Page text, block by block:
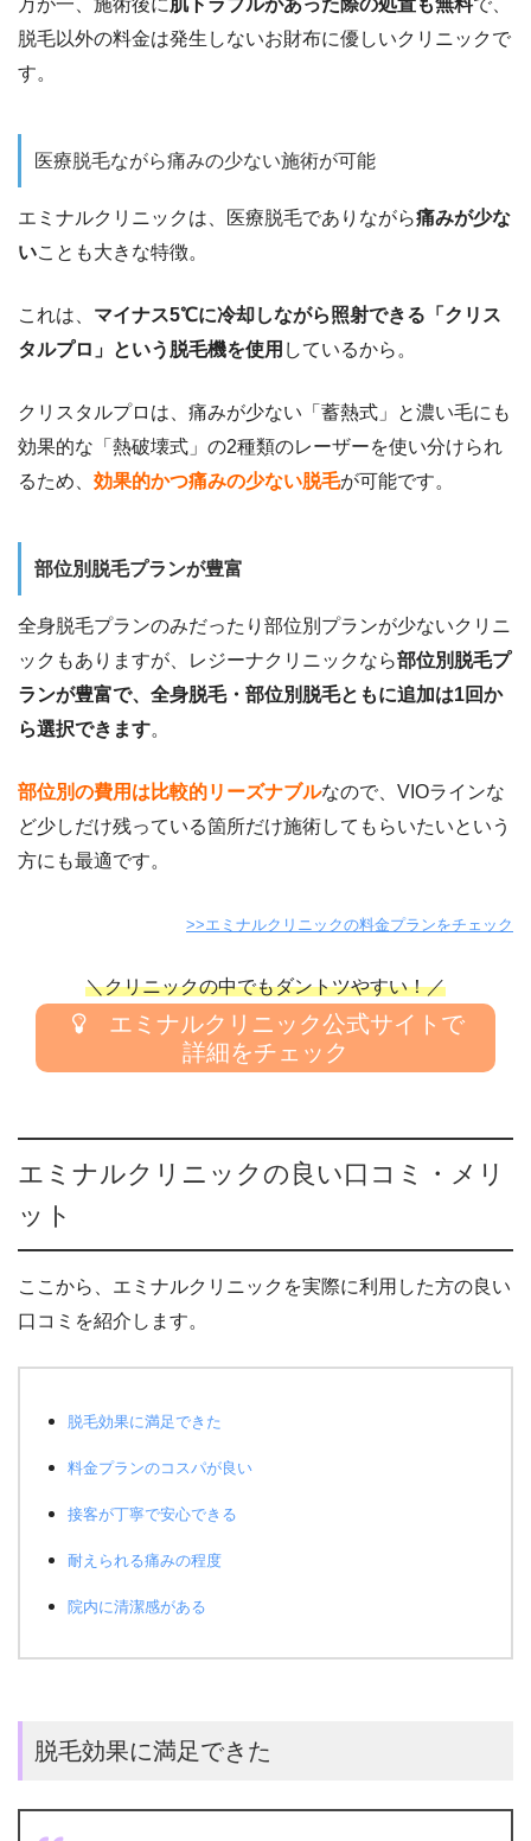
万が一、施術後に肌トラブルがあった際の処置も無料で、
脱毛以外の料金は発生しないお財布に優しいクリニックで
す。
医療脱毛ながら痛みの少ない施術が可能
エミナルクリニックは、医療脱毛でありながら痛みが少な
いことも大きな特徴。
これは、 マイナス5℃に冷却しながら照射できる「クリス
タルプロ」という脱毛機を使用 しているから。
クリスタルプロは、痛みが少ない「蓄熱式」と濃い毛にも
効果的な「熱破壊式」の2種類のレーザーを使い分けられ
るため、 効果的かつ痛みの少ない脱毛が可能です。
部位別脱毛プランが豊富
全身脱毛プランのみだったり部位別プランが少ないクリニ
ックもありますが、
レジーナクリニックなら部位別脱毛プ
ランが豊富で、全身脱毛・部位別脱毛ともに追加は1回か
ら選択できます。
部位別の費用は比較的リーズナブルなので、VIOラインな
ど少しだけ残っている箇所だけ施術してもらいたいという
方にも最適です。
>>エミナルクリニックの料金プランをチェック
＼クリニックの中でもダントツやすい！／
エミナルクリニック公式サイトで
詳細をチェック
エミナルクリニックの良い口コミ・メリ
ット
ここから、エミナルクリニックを実際に利用した方の良い
口コミを紹介します。
脱毛効果に満足できた
料金プランのコスパが良い
接客が丁寧で安心できる
耐えられる痛みの程度
院内に清潔感がある
脱毛効果に満足できた